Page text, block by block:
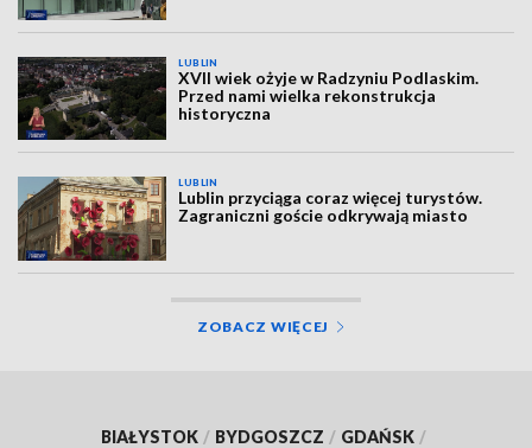
LUBLIN
XVII wiek ożyje w Radzyniu Podlaskim.
Przed nami wielka rekonstrukcja
historyczna
LUBLIN
Lublin przyciąga coraz więcej turystów.
Zagraniczni goście odkrywają miasto
ZOBACZ WIĘCEJ
BIAŁYSTOK / BYDGOSZCZ / GDAŃSK /